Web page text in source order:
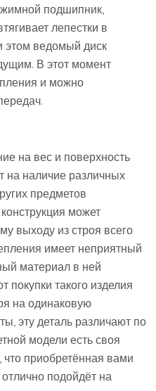
подшипник,
лепестки в
этом ведомый диск
В этот момент
и можно
на вес и поверхность
на наличие различных
предметов
может
выходу из строя всего
имеет неприятный
материал в ней
покупки такого изделия
на одинаковую
эту деталь различают по
модели есть своя
приобретённая вами
подойдёт на